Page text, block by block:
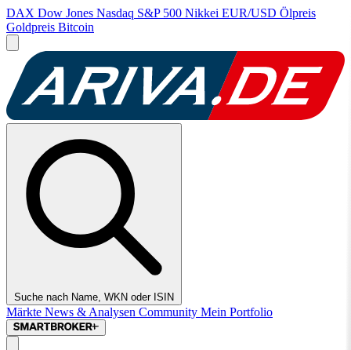
DAX Dow Jones Nasdaq S&P 500 Nikkei EUR/USD Ölpreis
Goldpreis Bitcoin
Suche nach Name, WKN oder ISIN
Märkte News & Analysen Community Mein Portfolio